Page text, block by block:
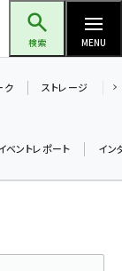
検索 MENU
ク ストレージ
ベントレポート イン